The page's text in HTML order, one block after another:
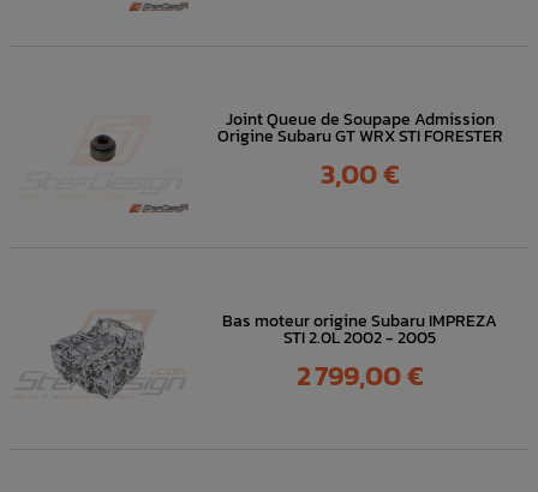
Joint Queue de Soupape Admission
Origine Subaru GT WRX STI FORESTER
Prix
3,00 €
Bas moteur origine Subaru IMPREZA
STI 2.0L 2002 - 2005
Prix
2 799,00 €